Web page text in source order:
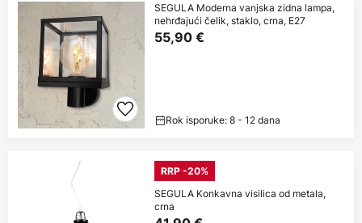
SEGULA Moderna vanjska zidna lampa,
nehrđajući čelik, staklo, crna, E27
55,90 €
Rok isporuke: 8 - 12 dana
RRP -20%
SEGULA Konkavna visilica od metala,
crna